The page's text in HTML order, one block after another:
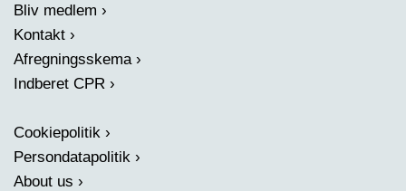
Bliv medlem
Kontakt
Afregningsskema
Indberet CPR
Cookiepolitik
Persondatapolitik
About us